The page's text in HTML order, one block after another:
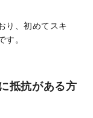
り、初めてスキ
。
抵抗がある方